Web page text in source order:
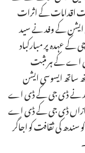
اقدامات کے اثرات
ایشن کے وفد نے سید
کے عہدہ پر مبارکباد
اے کے ہر مثبت
ساتھ ایسوسی ایشن
وفد نے ڈی جی کے ڈی اے
بعدازاں ڈی جی کے ڈی اے
کی ثقافت کو اجاگر